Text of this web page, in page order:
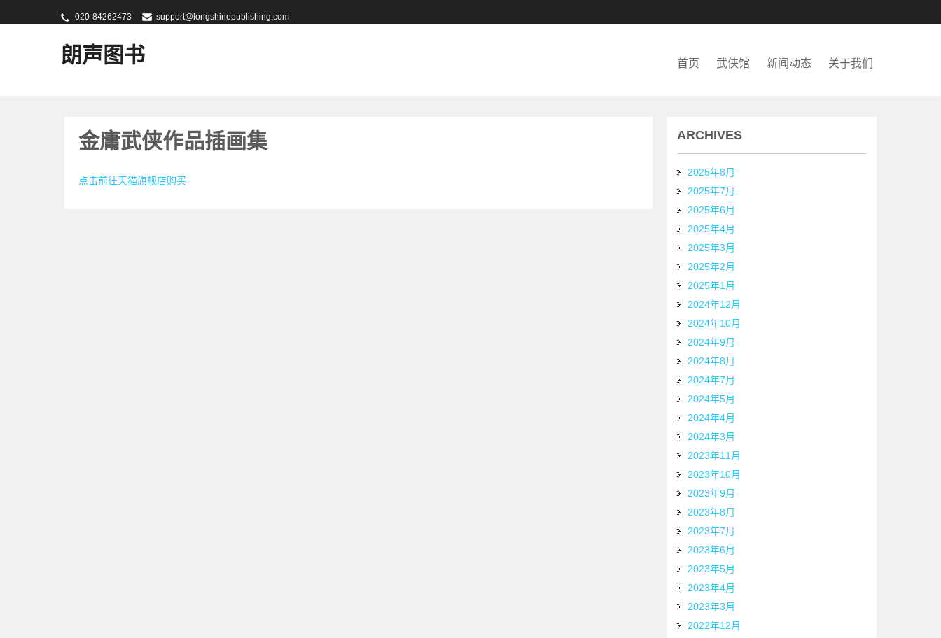
020-84262473 support@longshinepublishing.com
朗声图书 首页 武侠馆 新闻动态 关于我们
金庸武侠作品插画集
点击前往天猫旗舰店购买
ARCHIVES
2025年8月
2025年7月
2025年6月
2025年4月
2025年3月
2025年2月
2025年1月
2024年12月
2024年10月
2024年9月
2024年8月
2024年7月
2024年5月
2024年4月
2024年3月
2023年11月
2023年10月
2023年9月
2023年8月
2023年7月
2023年6月
2023年5月
2023年4月
2023年3月
2022年12月